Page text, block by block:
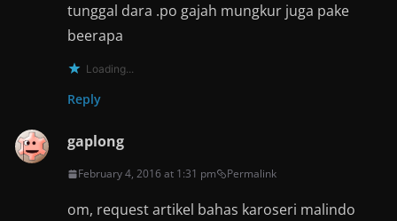
tunggal dara .po gajah mungkur juga pake
beerapa
Loading...
Reply
gaplong
February 4, 2016 at 1:31 pm Permalink
om, request artikel bahas karoseri malindo